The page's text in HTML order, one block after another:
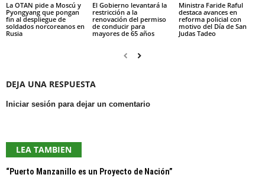
La OTAN pide a Moscú y
Pyongyang que pongan
fin al despliegue de
soldados norcoreanos en
Rusia
El Gobierno levantará la
restricción a la
renovación del permiso
de conducir para
mayores de 65 años
Ministra Faride Raful
destaca avances en
reforma policial con
motivo del Día de San
Judas Tadeo
DEJA UNA RESPUESTA
Iniciar sesión para dejar un comentario
LEA TAMBIEN
“Puerto Manzanillo es un Proyecto de Nación”